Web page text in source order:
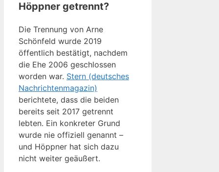
Höppner getrennt?
Die Trennung von Arne
Schönfeld wurde 2019
öffentlich bestätigt, nachdem
die Ehe 2006 geschlossen
worden war. Stern (deutsches
Nachrichtenmagazin)
berichtete, dass die beiden
bereits seit 2017 getrennt
lebten. Ein konkreter Grund
wurde nie offiziell genannt –
und Höppner hat sich dazu
nicht weiter geäußert.